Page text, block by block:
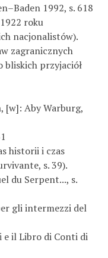
1992, s. 618
roku
nacjonalistów).
zagranicznych
bliskich przyjaciół
[w]: Aby Warburg,
historii i czas
s. 39).
du Serpent..., s.
gli intermezzi del
e il Libro di Conti di